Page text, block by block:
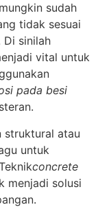
sudah
tidak sesuai
Di sinilah
vital untuk
pada besi
struktural atau
untuk
concrete
menjadi solusi